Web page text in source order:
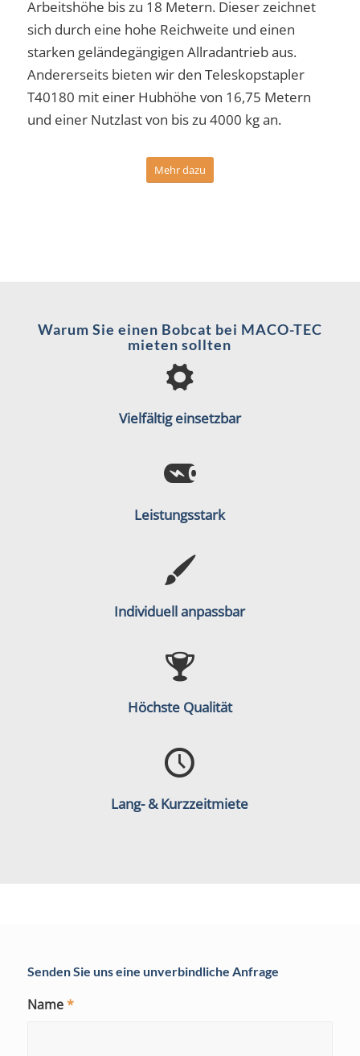
Arbeitshöhe bis zu 18 Metern. Dieser zeichnet
sich durch eine hohe Reichweite und einen
starken geländegängigen Allradantrieb aus.
Andererseits bieten wir den Teleskopstapler
T40180 mit einer Hubhöhe von 16,75 Metern
und einer Nutzlast von bis zu 4000 kg an.
Mehr dazu
Warum Sie einen Bobcat bei MACO-TEC
mieten sollten
Vielfältig einsetzbar
Leistungsstark
Individuell anpassbar
Höchste Qualität
Lang- & Kurzzeitmiete
Senden Sie uns eine unverbindliche Anfrage
Name*